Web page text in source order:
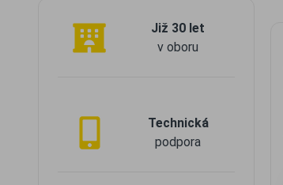
Již 30 let
v oboru
Technická
podpora